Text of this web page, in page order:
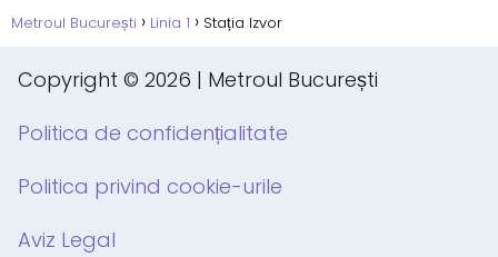
Metroul București Linia 1 Stația Izvor
Copyright © 2026 | Metroul București
Politica de confidențialitate
Politica privind cookie-urile
Aviz Legal